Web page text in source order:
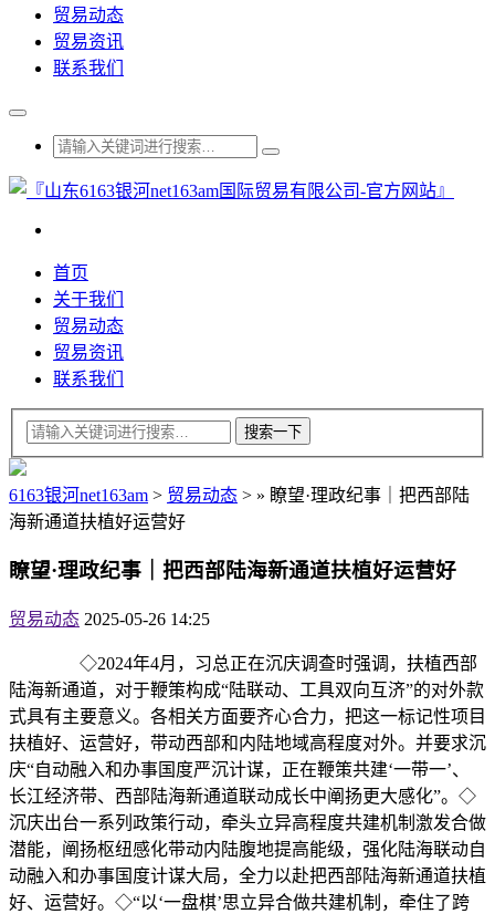
贸易动态
贸易资讯
联系我们
首页
关于我们
贸易动态
贸易资讯
联系我们
6163银河net163am > 贸易动态 > » 瞭望·理政纪事｜把西部陆
海新通道扶植好运营好
瞭望·理政纪事｜把西部陆海新通道扶植好运营好
贸易动态 2025-05-26 14:25
◇2024年4月，习总正在沉庆调查时强调，扶植西部
陆海新通道，对于鞭策构成“陆联动、工具双向互济”的对外款
式具有主要意义。各相关方面要齐心合力，把这一标记性项目
扶植好、运营好，带动西部和内陆地域高程度对外。并要求沉
庆“自动融入和办事国度严沉计谋，正在鞭策共建‘一带一’、
长江经济带、西部陆海新通道联动成长中阐扬更大感化”。◇
沉庆出台一系列政策行动，牵头立异高程度共建机制激发合做
潜能，阐扬枢纽感化带动内陆腹地提高能级，强化陆海联动自
动融入和办事国度计谋大局，全力以赴把西部陆海新通道扶植
好、运营好。◇“以‘一盘棋’思立异合做共建机制，牵住了跨